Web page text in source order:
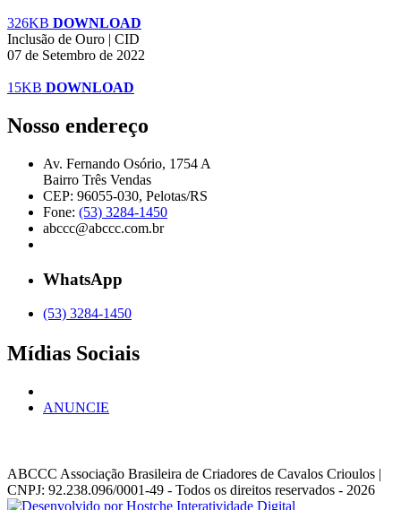
326KB DOWNLOAD
Inclusão de Ouro | CID
07 de Setembro de 2022
15KB DOWNLOAD
Nosso endereço
Av. Fernando Osório, 1754 A
Bairro Três Vendas
CEP: 96055-030, Pelotas/RS
Fone: (53) 3284-1450
abccc@abccc.com.br
WhatsApp
(53) 3284-1450
Mídias Sociais
ANUNCIE
ABCCC Associação Brasileira de Criadores de Cavalos Crioulos |
CNPJ: 92.238.096/0001-49 - Todos os direitos reservados - 2026